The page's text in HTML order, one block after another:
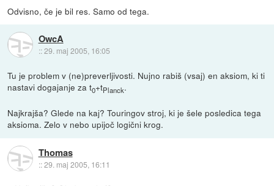
Odvisno, če je bil res. Samo od tega.
OwcA
::29. maj 2005, 16:05
Tu je problem v (ne)preverljivosti. Nujno rabiš (vsaj) en aksiom, ki ti
nastavi dogajanje za t0+tPlanck.
Najkrajša? Glede na kaj? Touringov stroj, ki je šele posledica tega
aksioma. Zelo v nebo upijoč logični krog.
Thomas
::29. maj 2005, 16:11